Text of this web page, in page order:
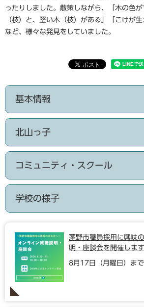
ったりしました。散策しながら、「木の色
（枝）と、堅い木（枝）がある」「こけが生
など、様々な発見をしていました。
基本情報
北山っ子
コミュニティ・スクール
学校の様子
茅野市職員採用に興味
明・座談会を開催します
8月17日（月曜日）まで